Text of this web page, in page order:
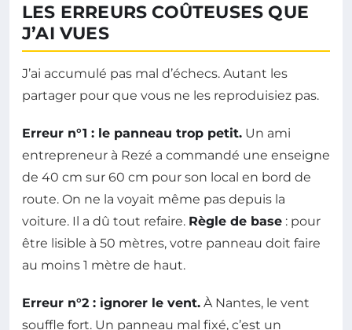
LES ERREURS COÛTEUSES QUE
J’AI VUES
J’ai accumulé pas mal d’échecs. Autant les
partager pour que vous ne les reproduisiez pas.
Erreur n°1 : le panneau trop petit. Un ami
entrepreneur à Rezé a commandé une enseigne
de 40 cm sur 60 cm pour son local en bord de
route. On ne la voyait même pas depuis la
voiture. Il a dû tout refaire. Règle de base : pour
être lisible à 50 mètres, votre panneau doit faire
au moins 1 mètre de haut.
Erreur n°2 : ignorer le vent. À Nantes, le vent
souffle fort. Un panneau mal fixé, c’est un